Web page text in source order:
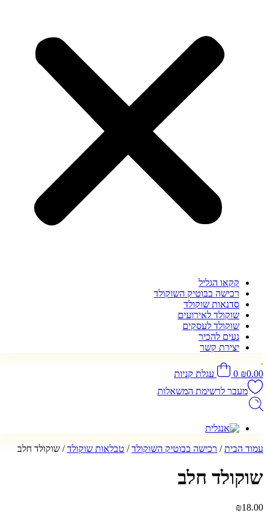
קקאו הגליל
רכישה בבוטיק השוקולד
סדנאות שוקולד
שוקולד לאירועים
שוקולד לעסקים
נעים להכיר
יצירת קשר
₪0.00
0
עגלת קניות
מעבר לרשימת המשאלות
עמוד הבית/רכישה בבוטיק השוקולד/טבלאות שוקולד/ שוקולד חלב
שוקולד חלב
₪18.00